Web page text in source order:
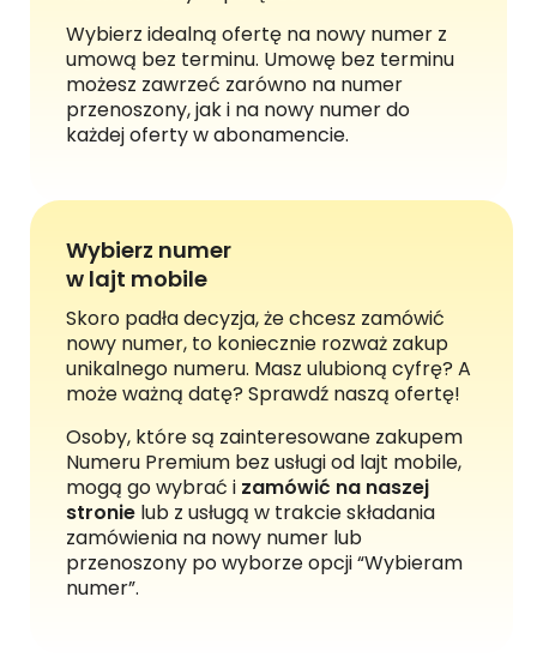
Wybierz idealną ofertę na nowy numer z
umową bez terminu. Umowę bez terminu
możesz zawrzeć zarówno na numer
przenoszony, jak i na nowy numer do
każdej oferty w abonamencie.
Wybierz numer
w lajt mobile
Skoro padła decyzja, że chcesz zamówić
nowy numer, to koniecznie rozważ zakup
unikalnego numeru. Masz ulubioną cyfrę? A
może ważną datę? Sprawdź naszą ofertę!
Osoby, które są zainteresowane zakupem
Numeru Premium bez usługi od lajt mobile,
mogą go wybrać i zamówić na naszej
stronie lub z usługą w trakcie składania
zamówienia na nowy numer lub
przenoszony po wyborze opcji “Wybieram
numer”.